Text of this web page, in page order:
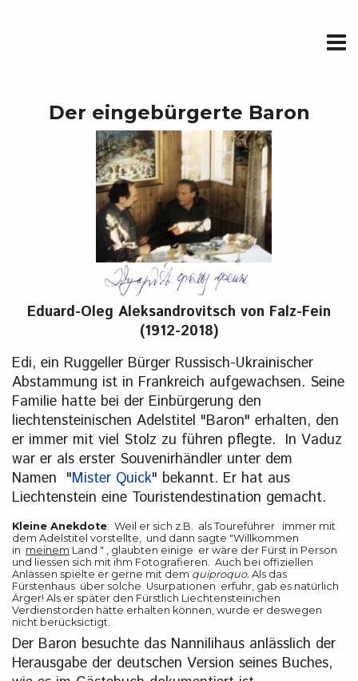
Der eingebürgerte Baron
Eduard-Oleg Aleksandrovitsch von Falz-Fein
(1912-2018)
Edi, ein Ruggeller Bürger Russisch-Ukrainischer
Abstammung ist in Frankreich aufgewachsen. Seine
Familie hatte bei der Einbürgerung den
liechtensteinischen Adelstitel "Baron" erhalten, den
er immer mit viel Stolz zu führen pflegte. In Vaduz
war er als erster Souvenirhändler unter dem
Namen "Mister Quick" bekannt. Er hat aus
Liechtenstein eine Touristendestination gemacht.
Kleine Anekdote: Weil er sich z.B. als Toureführer immer mit
dem Adelstitel vorstellte, und dann sagte "Willkommen
in meinem Land " , glaubten einige er wäre der Fürst in Person
und liessen sich mit ihm Fotografieren. Auch bei offiziellen
Anlässen spielte er gerne mit dem quiproquo. Als das
Fürstenhaus über solche Usurpationen erfuhr, gab es natürlich
Ärger! Als er später den Fürstlich Liechtensteinichen
Verdienstorden hätte erhalten können, wurde er deswegen
nicht berücksictigt.
Der Baron besuchte das Nannilihaus anlässlich der
Herausgabe der deutschen Version seines Buches,